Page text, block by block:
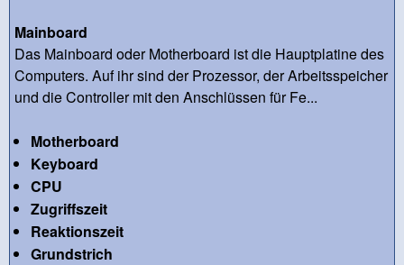
Mainboard
Das Mainboard oder Motherboard ist die Hauptplatine des
Computers. Auf ihr sind der Prozessor, der Arbeitsspeicher
und die Controller mit den Anschlüssen für Fe...
Motherboard
Keyboard
CPU
Zugriffszeit
Reaktionszeit
Grundstrich